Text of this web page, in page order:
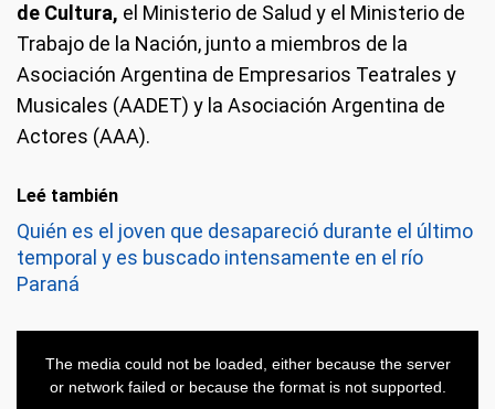
de Cultura, el Ministerio de Salud y el Ministerio de
Trabajo de la Nación, junto a miembros de la
Asociación Argentina de Empresarios Teatrales y
Musicales (AADET) y la Asociación Argentina de
Actores (AAA).
Leé también
Quién es el joven que desapareció durante el último
temporal y es buscado intensamente en el río
Paraná